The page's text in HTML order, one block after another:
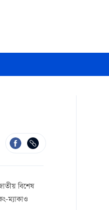
বিশেষ
ম্যাকাও